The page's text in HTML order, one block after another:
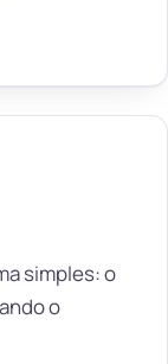
simples: o
o